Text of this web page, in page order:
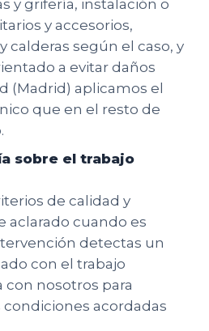
y grifería, instalación o
y accesorios,
calderas según el caso, y
a evitar daños
(Madrid) aplicamos el
que en el resto de
sobre el trabajo
de calidad y
aclarado cuando es
detectas un
con el trabajo
con nosotros para
condiciones acordadas